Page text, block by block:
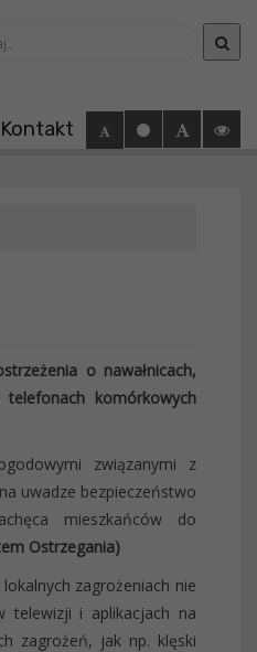
Kontakt
o nawałnicach,
komórkowych
związanymi z
uwadze bezpieczeństwo
mieszkańców do
Ostrzegania)
zagrożeniach nie
telewizji i aplikacjach na
zagrożeń, jak np. klęski